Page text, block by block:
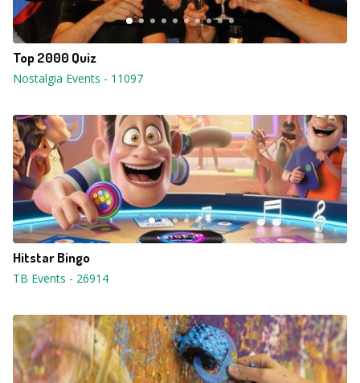
Top 2000 Quiz
Nostalgia Events - 11097
Hitstar Bingo
TB Events - 26914